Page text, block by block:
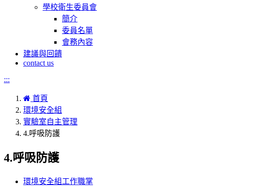
學校衛生委員會
簡介
委員名單
會務內容
建議與回饋
contact us
:::
首頁
環境安全組
實驗室自主管理
4.呼吸防護
4.呼吸防護
環境安全組工作職掌